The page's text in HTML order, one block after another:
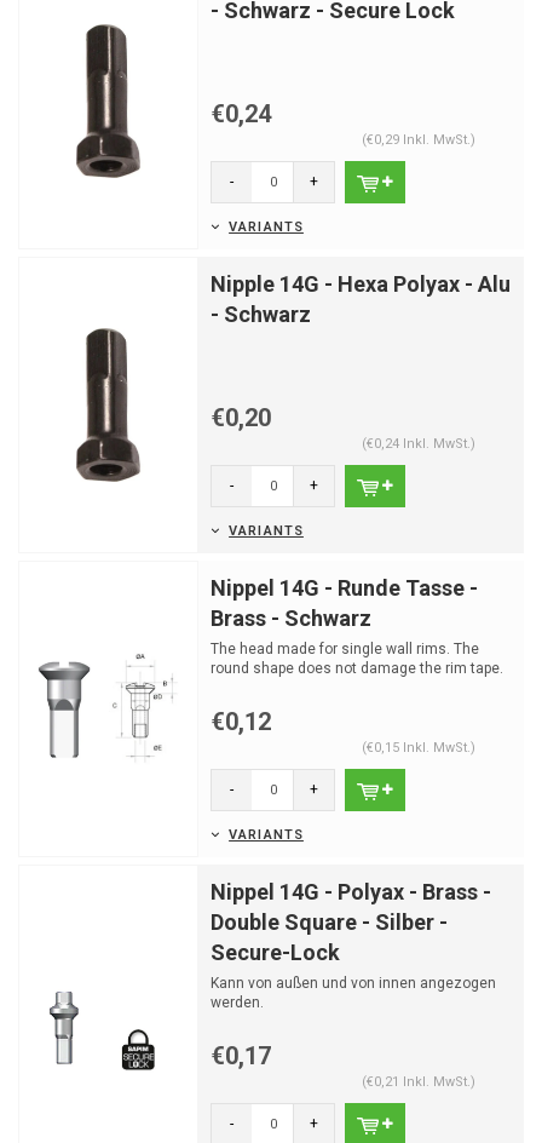
- Schwarz - Secure Lock
€0,24
(€0,29 Inkl. MwSt.)
- +
VARIANTS
Nipple 14G - Hexa Polyax - Alu
- Schwarz
€0,20
(€0,24 Inkl. MwSt.)
- +
VARIANTS
Nippel 14G - Runde Tasse -
Brass - Schwarz
The head made for single wall rims. The
round shape does not damage the rim tape.
€0,12
(€0,15 Inkl. MwSt.)
- +
VARIANTS
Nippel 14G - Polyax - Brass -
Double Square - Silber -
Secure-Lock
Kann von außen und von innen angezogen
werden.
€0,17
(€0,21 Inkl. MwSt.)
- +